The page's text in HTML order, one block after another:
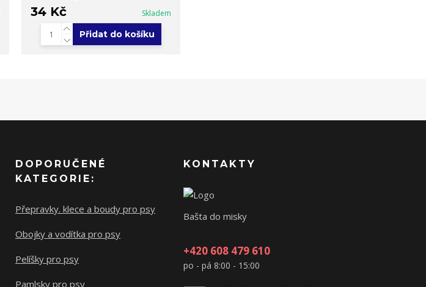
34 Kč Skladem
Přidat do košíku
DOPORUČENÉ
KATEGORIE:
Přepravky. klece a boudy pro psy
Obojky a vodítka pro psy
Pelíšky pro psy
Pamlsky pro psy
KONTAKTY
Bašta do misky
+420 608 479 610
po - pá 8:00 - 15:00